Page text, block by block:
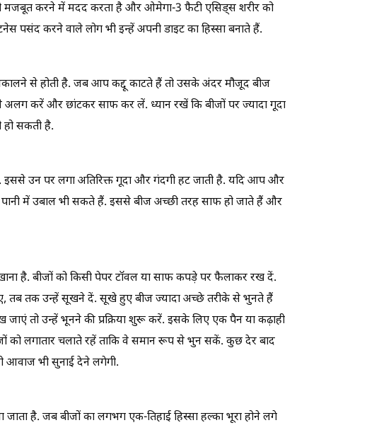
मजबूत करने में मदद करता है और ओमेगा-3 फैटी एसिड्स शरीर को
पसंद करने वाले लोग भी इन्हें अपनी डाइट का हिस्सा बनाते हैं.
से होती है. जब आप कद्दू काटते हैं तो उसके अंदर मौजूद बीज
करें और छांटकर साफ कर लें. ध्यान रखें कि बीजों पर ज्यादा गूदा
सकती है.
उन पर लगा अतिरिक्त गूदा और गंदगी हट जाती है. यदि आप और
में उबाल भी सकते हैं. इससे बीज अच्छी तरह साफ हो जाते हैं और
है. बीजों को किसी पेपर टॉवल या साफ कपड़े पर फैलाकर रख दें.
तब तक उन्हें सूखने दें. सूखे हुए बीज ज्यादा अच्छे तरीके से भुनते हैं
तो उन्हें भूनने की प्रक्रिया शुरू करें. इसके लिए एक पैन या कढ़ाही
को लगातार चलाते रहें ताकि वे समान रूप से भुन सकें. कुछ देर बाद
भी सुनाई देने लगेगी.
है. जब बीजों का लगभग एक-तिहाई हिस्सा हल्का भूरा होने लगे